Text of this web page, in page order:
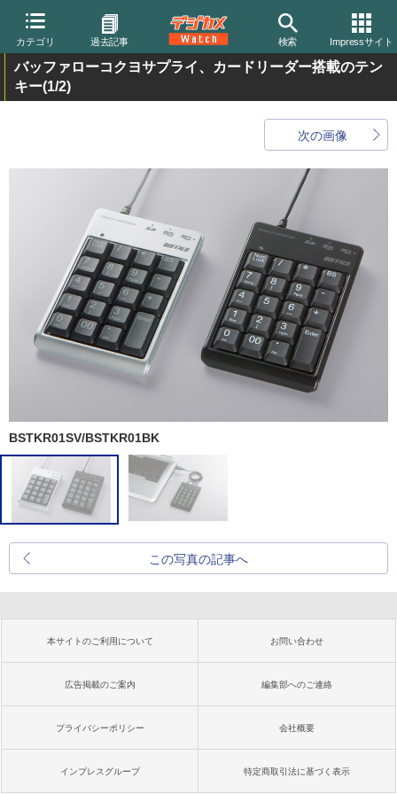
カテゴリ 過去記事 検索 Impressサイト
バッファローコクヨサプライ、カードリーダー搭載のテン
キー(1/2)
次の画像
BSTKR01SV/BSTKR01BK
この写真の記事へ
本サイトのご利用について お問い合わせ
広告掲載のご案内 編集部へのご連絡
プライバシーポリシー 会社概要
インプレスグループ 特定商取引法に基づく表示